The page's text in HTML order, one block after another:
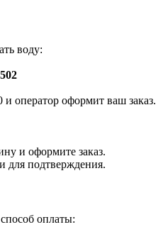
воду:
оператор оформит ваш заказ.
и оформите заказ.
для подтверждения.
оплаты: